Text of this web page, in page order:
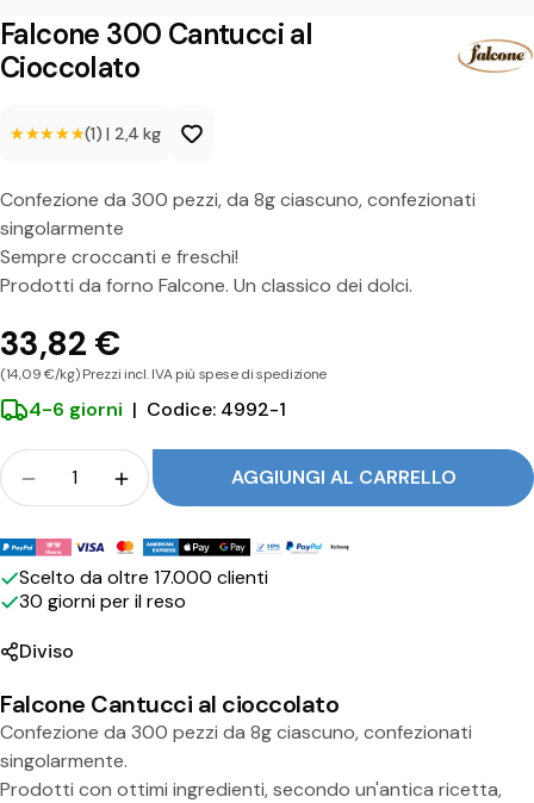
C
a
t
u
c
c
i
a
l
C
i
o
c
c
o
l
a
t
o
Falcone 300 Cantucci al
Cioccolato
★★★★★
★★★★★(1) | 2,4 kg
Confezione da 300 pezzi, da 8g ciascuno, confezionati
singolarmente
Sempre croccanti e freschi!
Prodotti da forno Falcone. Un classico dei dolci.
33,82 €
(14,09 €/kg) Prezzi incl. IVA più spese di spedizione
4-6 giorni | Codice: 4992-1
Folla
Quantità per Falcone 300 Cantucci al
Quantità per Falcone 300 Cantucci al
AGGIUNGI AL CARRELLO
Metodi
di
pagamento
Scelto da oltre 17.000 clienti
30 giorni per il reso
Diviso
Falcone Cantucci al cioccolato
Confezione da 300 pezzi da 8g ciascuno, confezionati
singolarmente.
Prodotti con ottimi ingredienti, secondo un'antica ricetta,